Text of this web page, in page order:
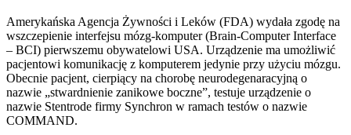
Amerykańska Agencja Żywności i Leków (FDA) wydała zgodę na
wszczepienie interfejsu mózg-komputer (Brain-Computer Interface
– BCI) pierwszemu obywatelowi USA. Urządzenie ma umożliwić
pacjentowi komunikację z komputerem jedynie przy użyciu mózgu.
Obecnie pacjent, cierpiący na chorobę neurodegenaracyjną o
nazwie „stwardnienie zanikowe boczne”, testuje urządzenie o
nazwie Stentrode firmy Synchron w ramach testów o nazwie
COMMAND.